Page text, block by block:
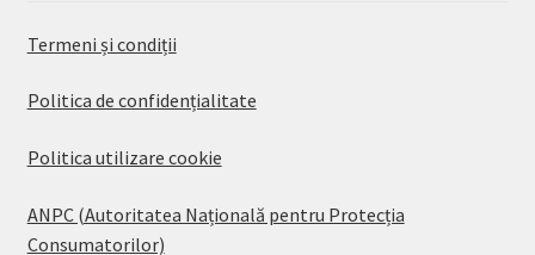
Termeni și condiții
Politica de confidențialitate
Politica utilizare cookie
ANPC (Autoritatea Națională pentru Protecția
Consumatorilor)